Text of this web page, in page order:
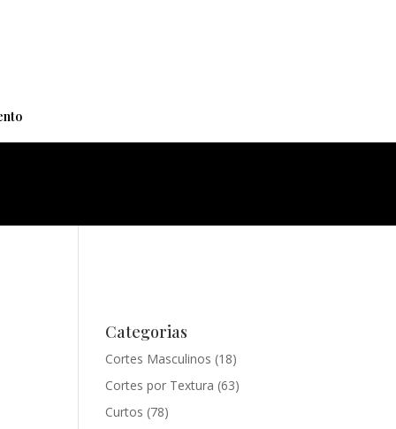
Categorias
Cortes Masculinos (18)
Cortes por Textura (63)
Curtos (78)